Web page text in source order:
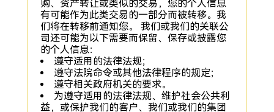
购、资产转让或类似的交易，您的个人信息
有可能作为此类交易的一部分而被转移。我
们将在转移前通知您。 我们或我们的关联公
司还可能为以下需要而保留、保存或披露您
的个人信息：
遵守适用的法律法规；
遵守法院命令或其他法律程序的规定；
遵守相关政府机关的要求。
为遵守适用的法律法规、维护社会公共利
益，或保护我们的客户、我们或我们的集团